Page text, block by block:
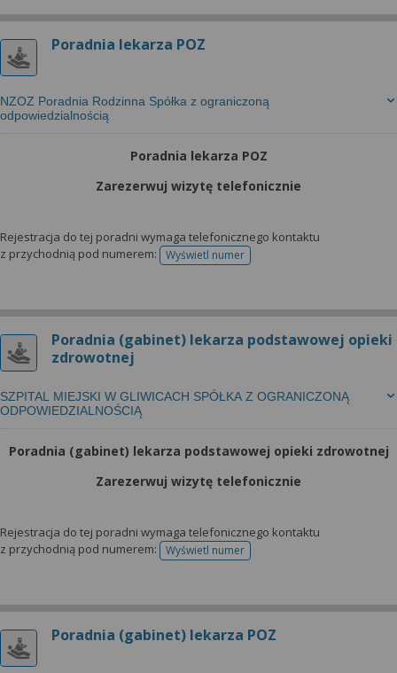
Poradnia lekarza POZ
NZOZ Poradnia Rodzinna Spółka z ograniczoną
odpowiedzialnością
Poradnia lekarza POZ
Zarezerwuj wizytę telefonicznie
Rejestracja do tej poradni wymaga telefonicznego kontaktu
z przychodnią pod numerem:
Wyświetl numertelefonu do rejestracji
Poradnia (gabinet) lekarza podstawowej opieki
zdrowotnej
SZPITAL MIEJSKI W GLIWICACH SPÓŁKA Z OGRANICZONĄ
ODPOWIEDZIALNOŚCIĄ
Poradnia (gabinet) lekarza podstawowej opieki zdrowotnej
Zarezerwuj wizytę telefonicznie
Rejestracja do tej poradni wymaga telefonicznego kontaktu
z przychodnią pod numerem:
Wyświetl numertelefonu do rejestracji
Poradnia (gabinet) lekarza POZ